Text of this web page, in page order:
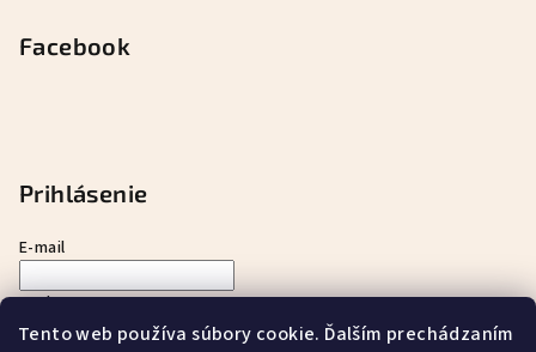
Tento web používa súbory cookie. Ďalším prechádzaním
Facebook
Prihlásenie
E-mail
Heslo